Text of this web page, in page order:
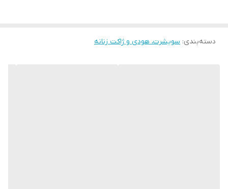
دسته‌بندی: سویشرت، هودی و ژاکت زنانه